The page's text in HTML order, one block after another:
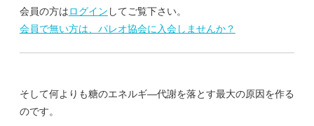
会員の方はログイン してご覧下さい。
会員で無い方は、パレオ協会に入会しませんか？
そして何よりも糖のエネルギ―代謝を落とす最大の原因を作る
のです。